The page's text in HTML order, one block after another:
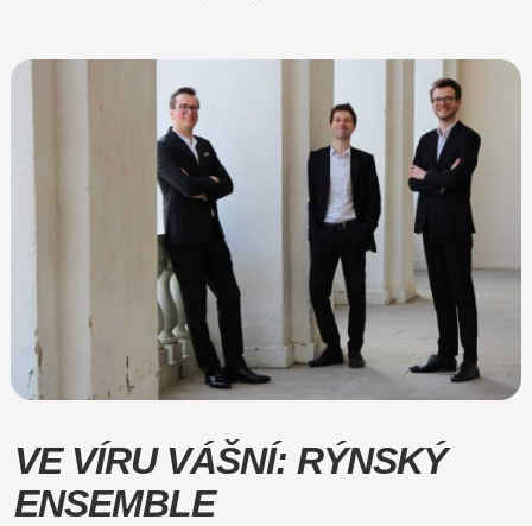
VE VÍRU VÁŠNÍ: RÝNSKÝ
ENSEMBLE